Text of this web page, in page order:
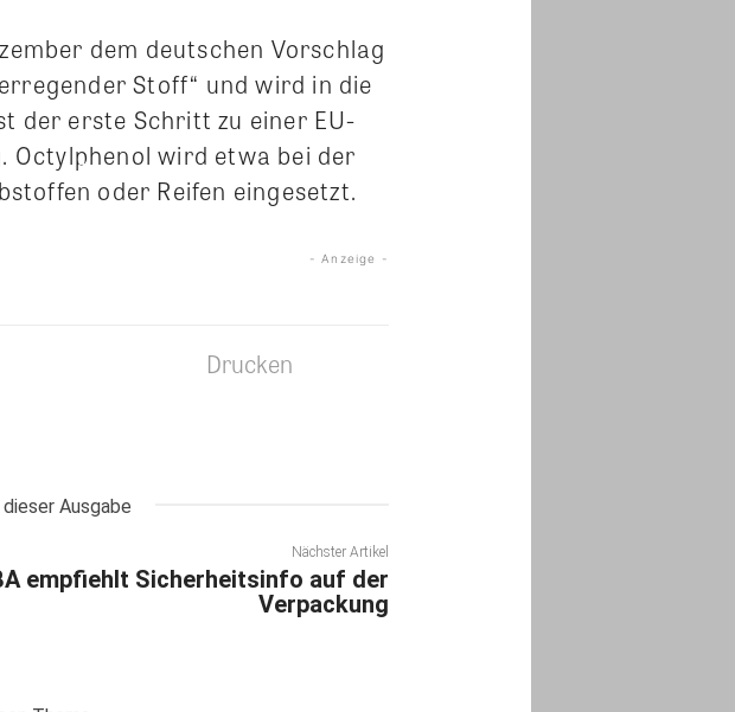
dem deutschen Vorschlag
Stoff“ und wird in die
der erste Schritt zu einer EU-
Octylphenol wird etwa bei der
oder Reifen eingesetzt.
- Anzeige -
Drucken
Ausgabe
Nächster Artikel
empfiehlt Sicherheitsinfo auf der
Verpackung